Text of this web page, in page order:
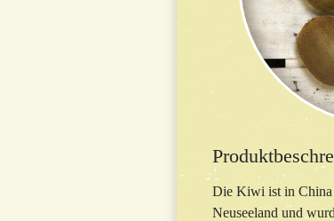
Die Kiwi ist in China
Neuseeland und